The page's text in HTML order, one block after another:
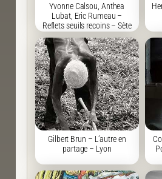
Yvonne Calsou, Anthea
Lubat, Eric Rumeau –
Reflets seuils recoins – Sète
Gilbert Brun – L’autre en
partage – Lyon